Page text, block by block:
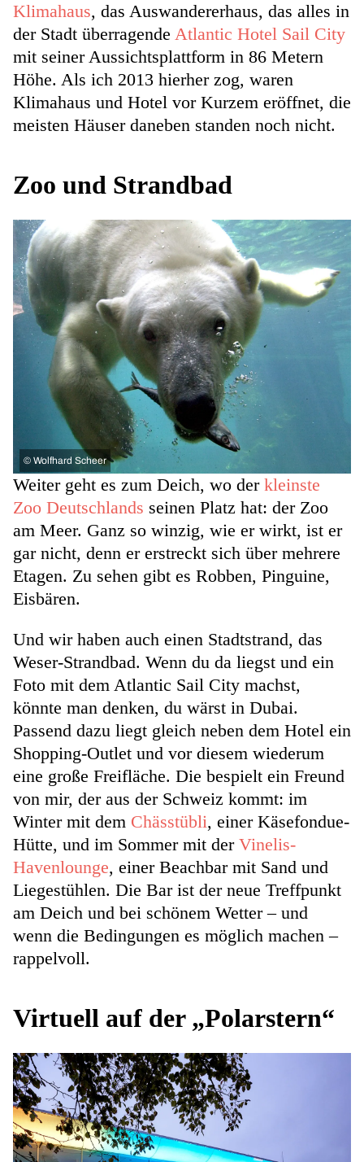
Klimahaus, das Auswandererhaus, das alles in
der Stadt überragende Atlantic Hotel Sail City
mit seiner Aussichtsplattform in 86 Metern
Höhe. Als ich 2013 hierher zog, waren
Klimahaus und Hotel vor Kurzem eröffnet, die
meisten Häuser daneben standen noch nicht.
Zoo und Strandbad
© Wolfhard Scheer
Weiter geht es zum Deich, wo der kleinste
Zoo Deutschlands seinen Platz hat: der Zoo
am Meer. Ganz so winzig, wie er wirkt, ist er
gar nicht, denn er erstreckt sich über mehrere
Etagen. Zu sehen gibt es Robben, Pinguine,
Eisbären.
Und wir haben auch einen Stadtstrand, das
Weser-Strandbad. Wenn du da liegst und ein
Foto mit dem Atlantic Sail City machst,
könnte man denken, du wärst in Dubai.
Passend dazu liegt gleich neben dem Hotel ein
Shopping-Outlet und vor diesem wiederum
eine große Freifläche. Die bespielt ein Freund
von mir, der aus der Schweiz kommt: im
Winter mit dem Chässtübli, einer Käsefondue-
Hütte, und im Sommer mit der Vinelis-
Havenlounge, einer Beachbar mit Sand und
Liegestühlen. Die Bar ist der neue Treffpunkt
am Deich und bei schönem Wetter – und
wenn die Bedingungen es möglich machen –
rappelvoll.
Virtuell auf der „Polarstern“